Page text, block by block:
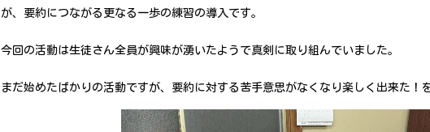
が、要約につながる更なる一歩の練習の導入です。
今回の活動は生徒さん全員が興味が湧いたようで真剣に取り組んでいました。
まだ始めたばかりの活動ですが、要約に対する苦手意思がなくなり楽しく出来た！